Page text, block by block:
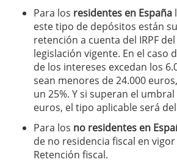
Para los residentes en España
este tipo de depósitos están
retención a cuenta del IRPF
legislación vigente. En el caso
de los intereses excedan los
sean menores de 24.000
un 25%. Y si superan el
euros, el tipo aplicable será del
Para los no residentes en
de no residencia fiscal en
Retención fiscal.